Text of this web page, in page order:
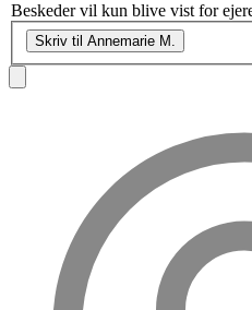
Beskeder vil kun blive vist for
Skriv til Annemarie M.